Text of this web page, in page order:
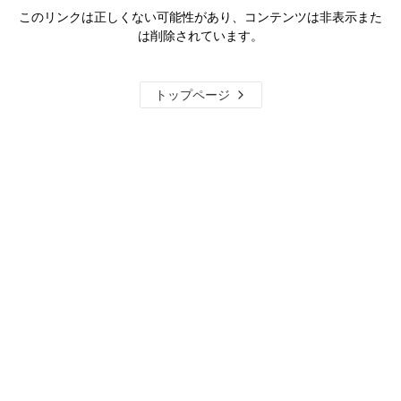
このリンクは正しくない可能性があり、コンテンツは非表示また
は削除されています。
トップページ